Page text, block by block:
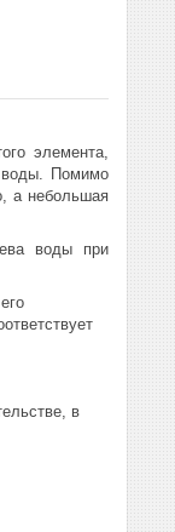
элемента,
воды. Помимо
а небольшая
воды при
в